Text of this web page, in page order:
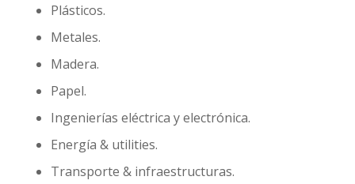
Plásticos.
Metales.
Madera.
Papel.
Ingenierías eléctrica y electrónica.
Energía & utilities.
Transporte & infraestructuras.